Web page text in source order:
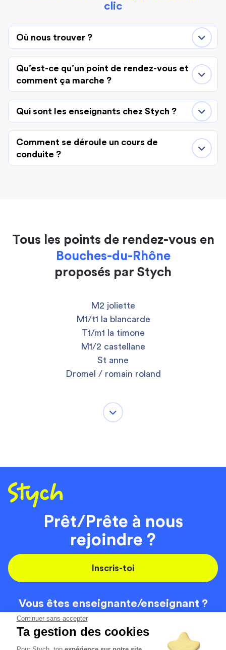
Continuer sans accepter
Ta gestion des cookies
clic
Où nous trouver ?
Qu’est-ce qu’un point de rendez-vous et
comment ça marche ?
Qui sont les enseignants chez Stych ?
Comment se déroule un cours de
conduite ?
Tous les points de rendez-vous en
Bouches-du-Rhône
proposés par Stych
M2 joliette
M1/t1 la blancarde
T1/m1 la timone
M1/2 castellane
St anne
Dromel / romain roland
Prêt/Prête à nous
rejoindre ?
Inscris-toi
Vous êtes enseignante/enseignant ?
On recrute